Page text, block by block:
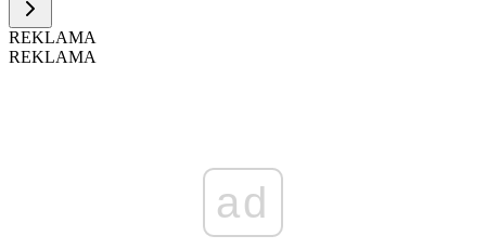
REKLAMA
REKLAMA
ad